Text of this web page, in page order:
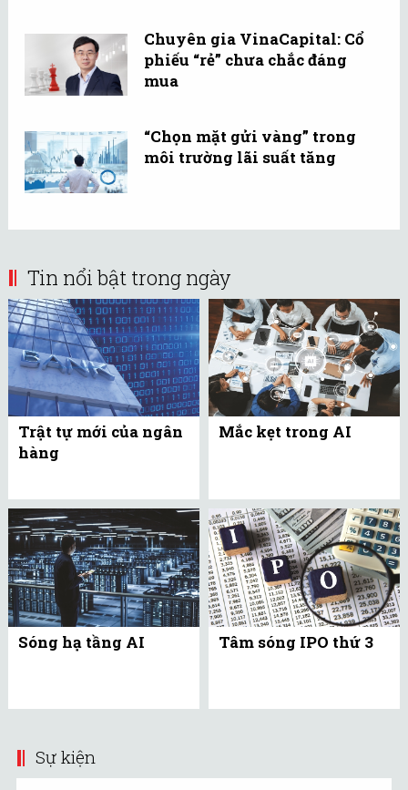
Chuyên gia VinaCapital: Cổ
phiếu “rẻ” chưa chắc đáng
mua
“Chọn mặt gửi vàng” trong
môi trường lãi suất tăng
Tin nổi bật trong ngày
Trật tự mới của ngân
hàng
Mắc kẹt trong AI
Sóng hạ tầng AI Tâm sóng IPO thứ 3
Sự kiện